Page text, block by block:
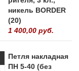
никель BORDER
(20)
1 400,00 руб.
Петля накладная
ПН 5-40 (без